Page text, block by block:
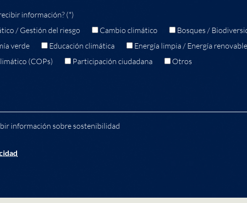
información? (*)
/ Gestión del riesgo
Cambio climático
Bosques /
verde
Educación climática
Energía limpia / Energía renovable
(COPs)
Participación ciudadana Otros
información sobre sostenibilidad